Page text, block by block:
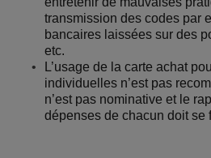
transmission des codes par
bancaires laissées sur des
etc.
L’usage de la carte achat
individuelles n’est pas
n’est pas nominative et le
dépenses de chacun doit se